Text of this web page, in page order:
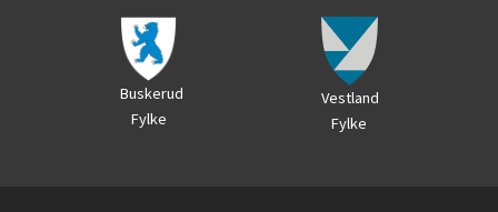
Buskerud
Fylke
Vestland
Fylke